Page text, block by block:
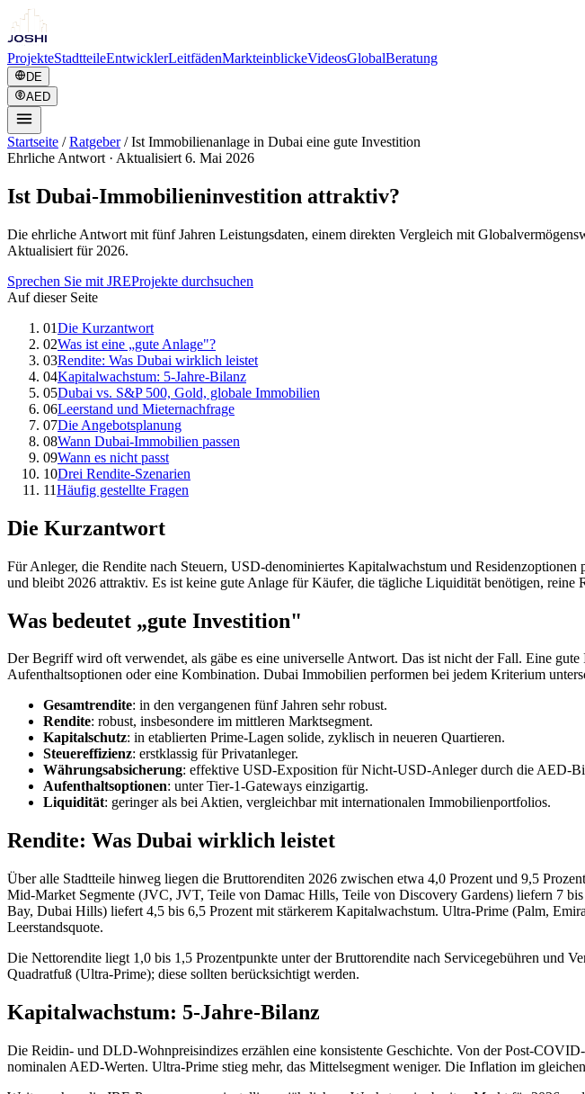
ProjekteStadtteileEntwicklerLeitfädenMarkteinblickeVideosGlobalBeratung
DE
AED
Startseite / Ratgeber/Ist Immobilienanlage in Dubai eine gute Investition
Ehrliche Antwort · Aktualisiert 6. Mai 2026
Ist Dubai-Immobilieninvestition attraktiv?
Die ehrliche Antwort mit fünf Jahren Leistungsdaten, einem direkten Vergleich mit
Aktualisiert für 2026.
Sprechen Sie mit JREProjekte durchsuchen
Auf dieser Seite
01Die Kurzantwort
02Was ist eine „gute Anlage"?
03Rendite: Was Dubai wirklich leistet
04Kapitalwachstum: 5-Jahre-Bilanz
05Dubai vs. S&P 500, Gold, globale Immobilien
06Leerstand und Mieternachfrage
07Die Angebotsplanung
08Wann Dubai-Immobilien passen
09Wann es nicht passt
10Drei Rendite-Szenarien
11Häufig gestellte Fragen
Die Kurzantwort
Für Anleger, die Rendite nach Steuern, USD-denominiertes Kapitalwachstum und
und bleibt 2026 attraktiv. Es ist keine gute Anlage für Käufer, die tägliche Liquidität benötigen,
Was bedeutet „gute Investition"
Der Begriff wird oft verwendet, als gäbe es eine universelle Antwort. Das ist nicht der Fall. Eine
Aufenthaltsoptionen oder eine Kombination. Dubai Immobilien performen bei jedem Kriterium
Gesamtrendite: in den vergangenen fünf Jahren sehr robust.
Rendite: robust, insbesondere im mittleren Marktsegment.
Kapitalschutz: in etablierten Prime-Lagen solide, zyklisch in neueren Quartieren.
Steuereffizienz: erstklassig für Privatanleger.
Währungsabsicherung: effektive USD-Exposition für Nicht-USD-Anleger durch die AED-
Aufenthaltsoptionen: unter Tier-1-Gateways einzigartig.
Liquidität: geringer als bei Aktien, vergleichbar mit internationalen Immobilienportfolios.
Rendite: Was Dubai wirklich leistet
Über alle Stadtteile hinweg liegen die Bruttorenditen 2026 zwischen etwa 4,0 Prozent und 9,5
Mid-Market Segmente (JVC, JVT, Teile von Damac Hills, Teile von Discovery Gardens) liefern 7
Bay, Dubai Hills) liefert 4,5 bis 6,5 Prozent mit stärkerem Kapitalwachstum. Ultra-Prime (Palm,
Leerstandsquote.
Die Nettorendite liegt 1,0 bis 1,5 Prozentpunkte unter der Bruttorendite nach Servicegebühren und
Quadratfuß (Ultra-Prime); diese sollten berücksichtigt werden.
Kapitalwachstum: 5-Jahre-Bilanz
Die Reidin- und DLD-Wohnpreisindizes erzählen eine konsistente Geschichte. Von der Post-
nominalen AED-Werten. Ultra-Prime stieg mehr, das Mittelsegment weniger. Die Inflation im